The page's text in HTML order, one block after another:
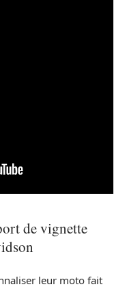
de vignette
leur moto fait